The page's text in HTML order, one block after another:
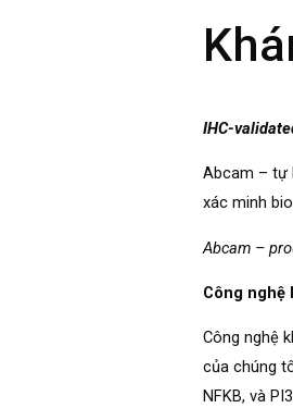
IHC-
Abcam – tự
xác minh
Abcam –
Công nghệ
Công nghệ
của chúng
NFKB, và